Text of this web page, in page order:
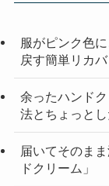
服がピンク色
戻す簡単リカ
余ったハンド
法とちょっと
届いてそのま
ドクリーム」